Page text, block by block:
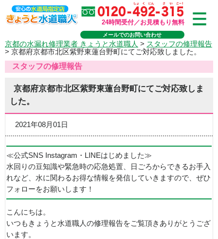
24時間受付／お見積もり無料
メールでのお問い合わせ
京都の水漏れ修理業者 きょうと水道職人 > スタッフの修理報告
> 京都府京都市北区紫野東蓮台野町にてご対応致しました。
スタッフの修理報告
京都府京都市北区紫野東蓮台野町にてご対応致しま
した。
2021年08月01日
≪公式SNS Instagram・LINEはじめました≫
水回りの豆知識や緊急時の応急処置、日ごろからできるお手入
れなど、水に関わるお得な情報を発信していきますので、ぜひ
フォローをお願いします！
こんにちは。
いつもきょうと水道職人の修理報告をご覧頂きありがとうござ
います。